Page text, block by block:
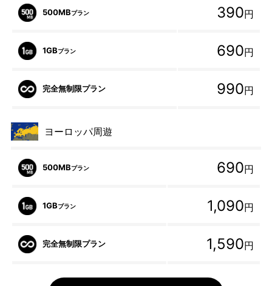
500MBプラン 390円
1GBプラン 690円
完全無制限プラン 990円
ヨーロッパ周遊
500MBプラン 690円
1GBプラン 1,090円
完全無制限プラン 1,590円